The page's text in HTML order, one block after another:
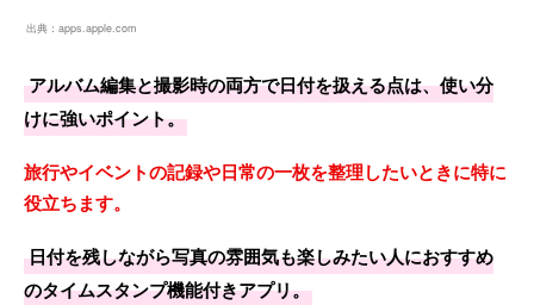
出典： apps.apple.com
アルバム編集と撮影時の両方で日付を扱える点は、使い分
けに強いポイント。
旅行やイベントの記録や日常の一枚を整理したいときに特に
役立ちます。
日付を残しながら写真の雰囲気も楽しみたい人におすすめ
のタイムスタンプ機能付きアプリ。